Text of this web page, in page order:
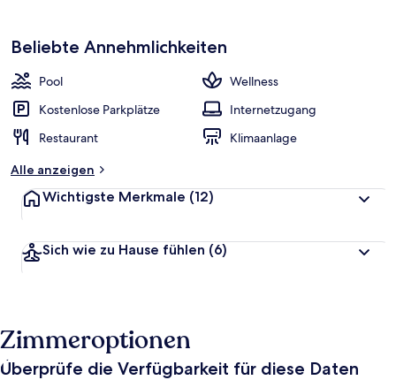
Beliebte Annehmlichkeiten
Pool
Wellness
Kostenlose Parkplätze
Internetzugang
Restaurant
Klimaanlage
Alle anzeigen
Wichtigste Merkmale (12)
Sich wie zu Hause fühlen (6)
Zimmeroptionen
Überprüfe die Verfügbarkeit für diese Daten